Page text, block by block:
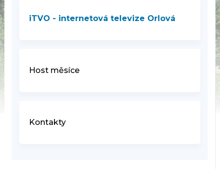
iTVO - internetová televize Orlová
Host měsíce
Kontakty